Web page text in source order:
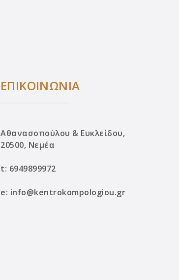
ΕΠΙΚΟΙΝΩΝΙΑ
Αθανασοπούλου & Ευκλείδου,
20500, Νεμέα
t: 6949899972
e: info@kentrokompologiou.gr